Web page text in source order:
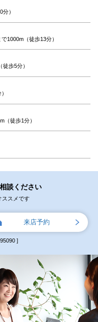
）
1000m（徒歩13分）
歩5分）
（徒歩1分）
談ください
ススメです
来店予約
]